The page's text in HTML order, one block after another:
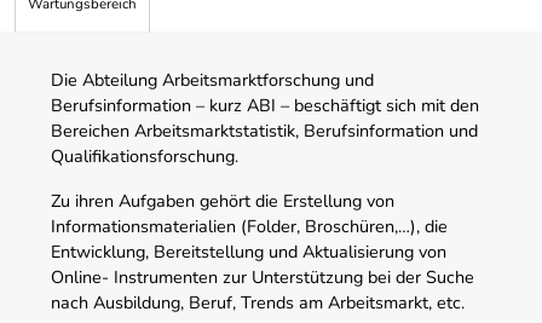
Die Abteilung Arbeitsmarktforschung und
Berufsinformation – kurz ABI – beschäftigt sich mit den
Bereichen Arbeitsmarktstatistik, Berufsinformation und
Qualifikationsforschung.
Zu ihren Aufgaben gehört die Erstellung von
Informationsmaterialien (Folder, Broschüren,…), die
Entwicklung, Bereitstellung und Aktualisierung von
Online- Instrumenten zur Unterstützung bei der Suche
nach Ausbildung, Beruf, Trends am Arbeitsmarkt, etc.